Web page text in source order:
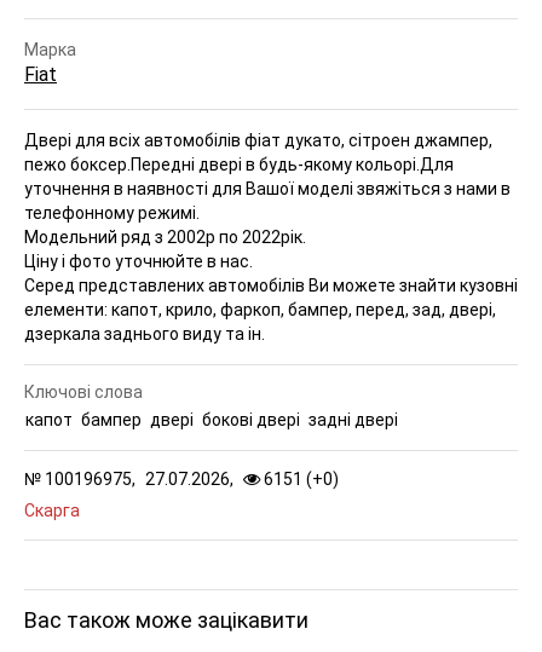
Марка
Fiat
Двері для всіх автомобілів фіат дукато, сітроен джампер,
пежо боксер.Передні двері в будь-якому кольорі. Для
уточнення в наявності для Вашої моделі звяжіться з нами в
телефонному режимі.
Модельний ряд з 2002р по 2022рік.
Ціну і фото уточнюйте в нас.
Серед представлених автомобілів Ви можете знайти кузовні
елементи: капот, крило, фаркоп, бампер, перед, зад, двері,
дзеркала заднього виду та ін.
№ 100196975, 27.07.2026, 6151 (+0)
Скарга
Ключові слова
капот бампер двері бокові двері задні двері
Вас також може зацікавити